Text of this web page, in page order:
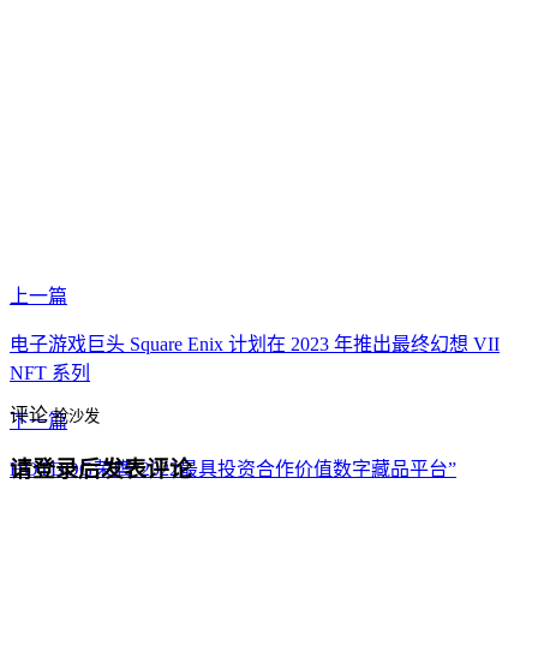
上一篇
电子游戏巨头 Square Enix 计划在 2023 年推出最终幻想 VII
NFT 系列
下一篇
HOTDOG荣膺“2022最具投资合作价值数字藏品平台”
评论抢沙发
请登录后发表评论